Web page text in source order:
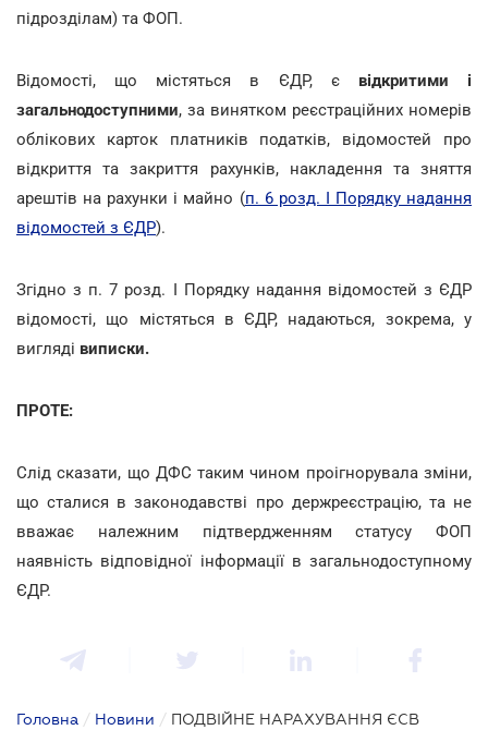
підрозділам) та ФОП.
Відомості, що містяться в ЄДР, є відкритими і
загальнодоступними, за винятком реєстраційних номерів
облікових карток платників податків, відомостей про
відкриття та закриття рахунків, накладення та зняття
арештів на рахунки і майно (п. 6 розд. I Порядку надання
відомостей з ЄДР).
Згідно з п. 7 розд. I Порядку надання відомостей з ЄДР
відомості, що містяться в ЄДР, надаються, зокрема, у
вигляді виписки.
ПРОТЕ:
Слід сказати, що ДФС таким чином проігнорувала зміни,
що сталися в законодавстві про держреєстрацію, та не
вважає належним підтвердженням статусу ФОП
наявність відповідної інформації в загальнодоступному
ЄДР.
Головна / Новини / ПОДВІЙНЕ НАРАХУВАННЯ ЄСВ